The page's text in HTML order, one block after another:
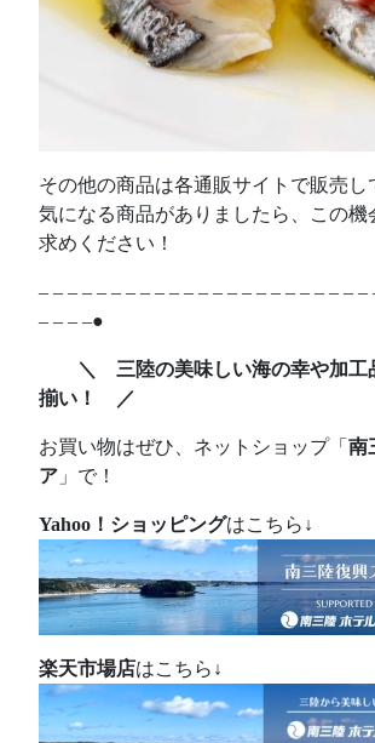
その他の商品は各通販サイトで販売し
気になる商品がありましたら、この機
求めください！
– – – – – – – – – – – – – – – – – – – – – – –
– – – –●
＼ 三陸の美味しい海の幸や加工
揃い！ ／
お買い物はぜひ、ネットショップ「 南
ア 」で！
Yahoo！ショッピングはこちら↓
楽天市場店はこちら↓